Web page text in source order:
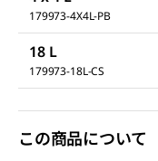
179973-4X4L-PB
18 L
179973-18L-CS
この商品について